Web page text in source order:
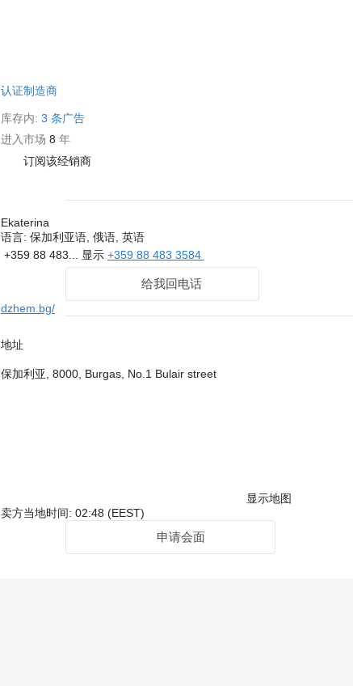
认证制造商
库存内: 3 条广告
进入市场 8 年
订阅该经销商
Ekaterina
语言: 保加利亚语, 俄语, 英语
+359 88 483... 显示 +359 88 483 3584
给我回电话
dzhem.bg/
地址
保加利亚, 8000, Burgas, No.1 Bulair street
显示地图
卖方当地时间: 02:48 (EEST)
申请会面